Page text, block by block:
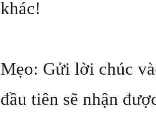
khác!
Mẹo: Gửi lời chúc
đầu tiên sẽ nhận